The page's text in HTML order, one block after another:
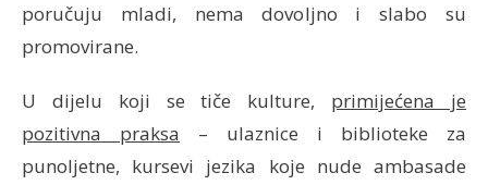
poručuju mladi, nema dovoljno i slabo su
promovirane.
U dijelu koji se tiče kulture, primijećena je
pozitivna praksa – ulaznice i biblioteke za
punoljetne, kursevi jezika koje nude ambasade